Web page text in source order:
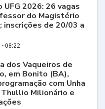
UFG 2026: 26 vagas
do Magistério
inscrições de 20/03 a
08:22
dos Vaqueiros de
em Bonito (BA),
com Unha
Milionário e